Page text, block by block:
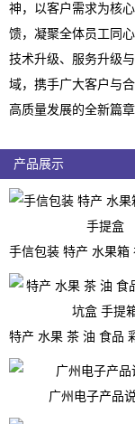
神，以客户需求为核
馈，凝聚全体员工同
技术升级、服务升级
域，携手广大客户与
高质量发展的全新篇章
产品展示
广州电子产品